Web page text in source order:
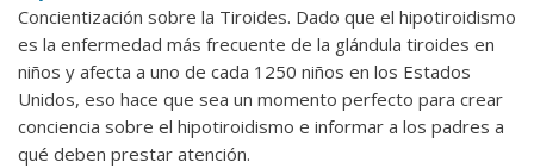
Concientización sobre la Tiroides. Dado que el hipotiroidismo
es la enfermedad más frecuente de la glándula tiroides en
niños y afecta a uno de cada 1250 niños en los Estados
Unidos, eso hace que sea un momento perfecto para crear
conciencia sobre el hipotiroidismo e informar a los padres a
qué deben prestar atención.